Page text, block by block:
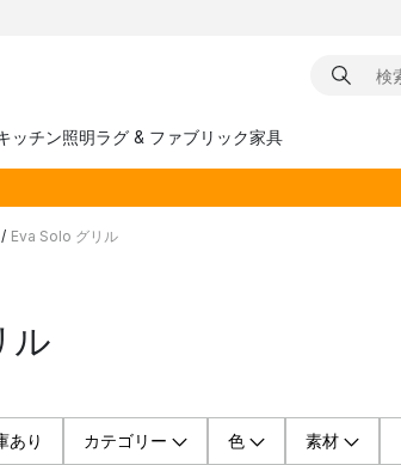
ッチン照明ラグ & ファブリック家具
/ Eva Solo グリル
ル
あり カテゴリー 色 素材